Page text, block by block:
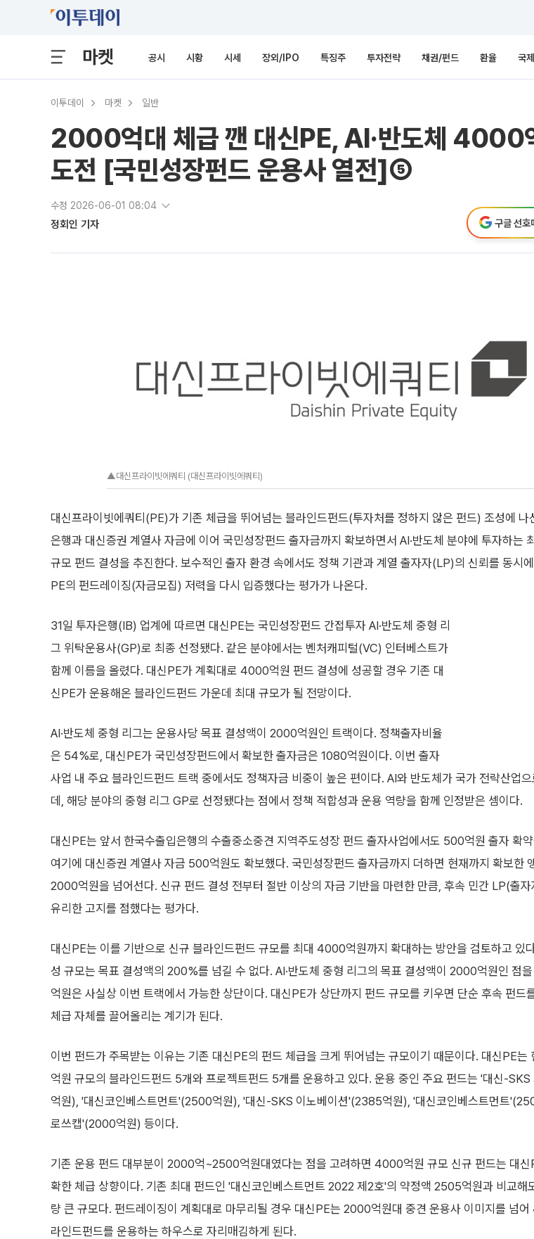
마켓 공시 시황 시세 장외/IPO 특징주 투자전략 채권/펀드 환율 국
이투데이 마켓 일반
2000억대 체급 깬 대신PE, AI·반도체 4000
도전 [국민성장펀드 운용사 열전]⑤
수정 2026-06-01 08:04
정회인 기자 구글 선호
▲대신프라이빗에쿼티 (대신프라이빗에쿼티)
대신프라이빗에쿼티(PE)가 기존 체급을 뛰어넘는 블라인드펀드(투자처를 정하지 않은 펀드) 조성에 나
은행과 대신증권 계열사 자금에 이어 국민성장펀드 출자금까지 확보하면서 AI·반도체 분야에 투자하는
규모 펀드 결성을 추진한다. 보수적인 출자 환경 속에서도 정책 기관과 계열 출자자(LP)의 신뢰를 동시
PE의 펀드레이징(자금모집) 저력을 다시 입증했다는 평가가 나온다.
31일 투자은행(IB) 업계에 따르면 대신PE는 국민성장펀드 간접투자 AI·반도체 중형 리
그 위탁운용사(GP)로 최종 선정됐다. 같은 분야에서는 벤처캐피털(VC) 인터베스트가
함께 이름을 올렸다. 대신PE가 계획대로 4000억원 펀드 결성에 성공할 경우 기존 대
신PE가 운용해온 블라인드펀드 가운데 최대 규모가 될 전망이다.
AI·반도체 중형 리그는 운용사당 목표 결성액이 2000억원인 트랙이다. 정책출자비율
은 54%로, 대신PE가 국민성장펀드에서 확보한 출자금은 1080억원이다. 이번 출자
사업 내 주요 블라인드펀드 트랙 중에서도 정책자금 비중이 높은 편이다. AI와 반도체가 국가 전략산업
데, 해당 분야의 중형 리그 GP로 선정됐다는 점에서 정책 적합성과 운용 역량을 함께 인정받은 셈이다.
대신PE는 앞서 한국수출입은행의 수출중소중견 지역주도성장 펀드 출자사업에서도 500억원 출자 확
여기에 대신증권 계열사 자금 500억원도 확보했다. 국민성장펀드 출자금까지 더하면 현재까지 확보한
2000억원을 넘어선다. 신규 펀드 결성 전부터 절반 이상의 자금 기반을 마련한 만큼, 후속 민간 LP(출
유리한 고지를 점했다는 평가다.
대신PE는 이를 기반으로 신규 블라인드펀드 규모를 최대 4000억원까지 확대하는 방안을 검토하고 있
성 규모는 목표 결성액의 200%를 넘길 수 없다. AI·반도체 중형 리그의 목표 결성액이 2000억원인 점
억원은 사실상 이번 트랙에서 가능한 상단이다. 대신PE가 상단까지 펀드 규모를 키우면 단순 후속 펀드
체급 자체를 끌어올리는 계기가 된다.
이번 펀드가 주목받는 이유는 기존 대신PE의 펀드 체급을 크게 뛰어넘는 규모이기 때문이다. 대신PE는
억원 규모의 블라인드펀드 5개와 프로젝트펀드 5개를 운용하고 있다. 운용 중인 주요 펀드는 '대신-
억원), '대신코인베스트먼트'(2500억원), '대신-SKS 이노베이션'(2385억원), '대신코인베스트먼트
로쓰캡'(2000억원) 등이다.
기존 운용 펀드 대부분이 2000억~2500억원대였다는 점을 고려하면 4000억원 규모 신규 펀드는 대신
확한 체급 상향이다. 기존 최대 펀드인 '대신코인베스트먼트 2022 제2호'의 약정액 2505억원과 비교해
량 큰 규모다. 펀드레이징이 계획대로 마무리될 경우 대신PE는 2000억원대 중견 운용사 이미지를 넘
라인드펀드를 운용하는 하우스로 자리매김하게 된다.